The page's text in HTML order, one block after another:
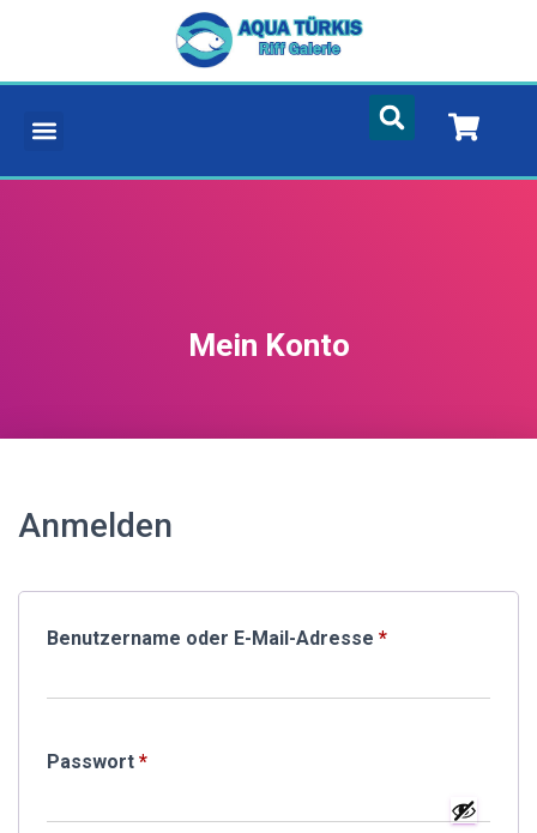
Mein Konto
Anmelden
Benutzername oder E-Mail-Adresse *
Passwort *